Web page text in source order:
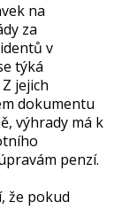
na
za
v
týká
jejich
dokumentu
výhrady má k
penzí.
že pokud